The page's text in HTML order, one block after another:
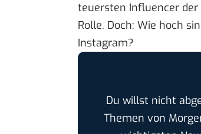
teuersten Influencer
Rolle. Doch: Wie hoch
Instagram?
Du willst nicht
Themen von